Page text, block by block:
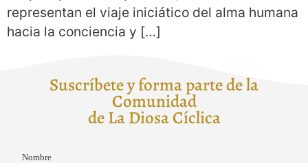
representan el viaje iniciático del alma humana
hacia la conciencia y […]
Suscríbete y forma parte de la
Comunidad
de La Diosa Cíclica
Nombre